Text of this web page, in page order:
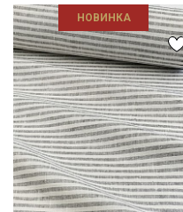
НОВИНКА